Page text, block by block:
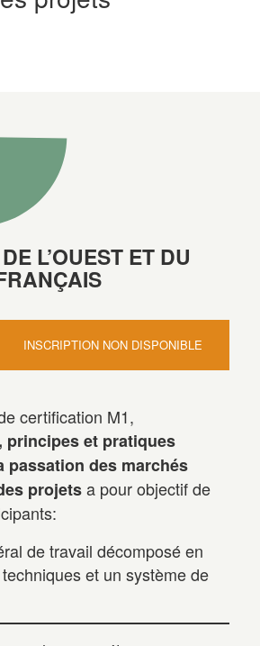
L’OUEST ET DU
INSCRIPTION NON DISPONIBLE
certification M1,
principes et pratiques
passation des marchés
projetsa pour objectif de
de travail décomposé en
et un système de